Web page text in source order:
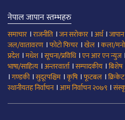
नेपाल जापान स्तम्भहरु
समाचार ।राजनीति ।जन सरोकार ।अर्थ।जापान
जल/वातावरण ।फोटो फिचर ।खेल ।कला/
प्रदेश।मधेश।सूचना/प्रविधि।एन आर एन न्युज
भाषा/साहित्य ।अन्तरवार्ता।सम्पादकीय ।बिशेष
।गण्डकी।सुदूरपश्चिम ।कृषि।फूटबल ।क्रिकेट
स्थानीयतह निर्वाचन।आम निर्वाचन २०७९ ।